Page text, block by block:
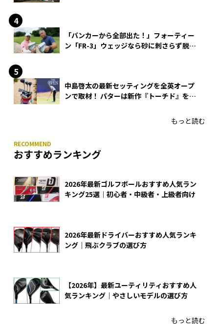
「バンカーから全部出た！」フォーティー
ン「FR-3」ウェッジなら砂に刺さらず脱出
中島啓太の最新セッティングを全英オープ
ンで取材！ パターは新作『トーチド』を投
もっと読む
おすすめランキング
2026年最新ゴルフボールおすすめ人気ラン
キング25選｜初心者・中級者・上級者向け
2026年最新ドライバーおすすめ人気ランキ
ング｜飛ぶクラブの選び方
【2026年】最新ユーティリティおすすめ人
気ランキング｜やさしいモデルの選び方
もっと読む